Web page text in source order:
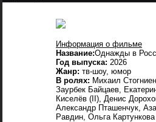
Информация о фильме
Название:Однажды в
Год выпуска: 2026
Жанр: тв-шоу, юмор
В ролях: Михаил
Заурбек Байцаев,
Киселёв (II), Денис
Александр Пташенчук,
Равдин, Ольга Картункова